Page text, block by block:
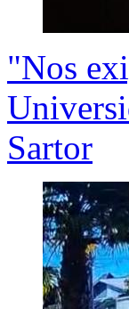
"Nos
Sartor